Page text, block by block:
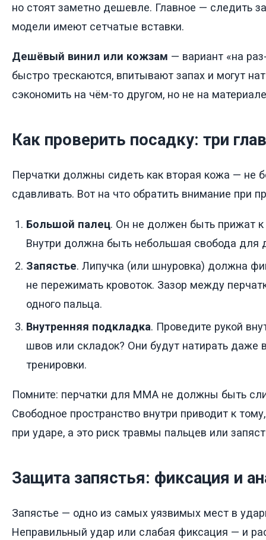
но стоят заметно дешевле. Главное — следить
модели имеют сетчатые вставки.
Дешёвый винил или кожзам — вариант «на
быстро трескаются, впитывают запах и могут
сэкономить на чём-то другом, но не на
Как проверить посадку: три
Перчатки должны сидеть как вторая кожа — не
сдавливать. Вот на что обратить внимание при
Большой палец. Он не должен быть прижат
Внутри должна быть небольшая свобода для
Запястье. Липучка (или шнуровка) должна
не пережимать кровоток. Зазор между
одного пальца.
Внутренняя подкладка. Проведите рукой
швов или складок? Они будут натирать даже
тренировки.
Помните: перчатки для ММА не должны быть
Свободное пространство внутри приводит к
при ударе, а это риск травмы пальцев или
Защита запястья: фиксация и
Запястье — одно из самых уязвимых мест в
Неправильный удар или слабая фиксация — и